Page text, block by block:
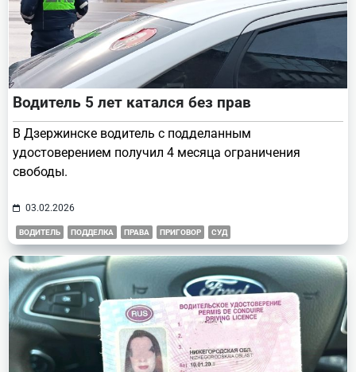
Водитель 5 лет катался без прав
В Дзержинске водитель с подделанным
удостоверением получил 4 месяца ограничения
свободы.
03.02.2026
ВОДИТЕЛЬ ПОДДЕЛКА ПРАВА ПРИГОВОР СУД